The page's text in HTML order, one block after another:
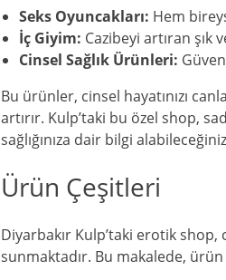
Seks Oyuncakları: Hem
İç Giyim: Cazibeyi artıran şık
Cinsel Sağlık Ürünleri:
Bu ürünler, cinsel hayatınızı
artırır. Kulp’taki bu özel shop,
sağlığınıza dair bilgi
Ürün Çeşitleri
Diyarbakır Kulp’taki erotik
sunmaktadır. Bu makalede, ürün